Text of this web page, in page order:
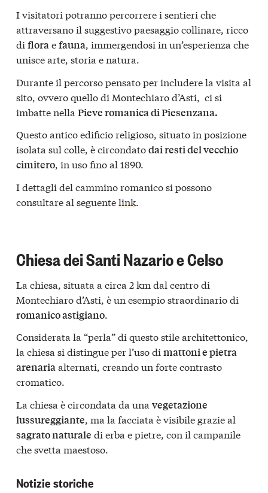
I visitatori potranno percorrere i sentieri che
attraversano il suggestivo paesaggio collinare, ricco
di floraefauna, immergendosi in un’esperienza che
unisce arte, storia e natura.
Durante il percorso pensato per includere la visita al
sito, ovvero quello di Montechiaro d’Asti, ci si
imbatte nella Pieve romanica di Piesenzana.
Questo antico edificio religioso, situato in posizione
isolata sul colle, è circondatodai resti del vecchio
cimitero, in uso fino al 1890.
I dettagli del cammino romanico si possono
consultare al seguentelink.
Chiesa dei Santi Nazario e Celso
La chiesa situata a circa 2 km dal centro di
Montechiaro d’Asti, è un esempio straordinario di
romanico astigiano
Considerata la “perla” di questo stile architettonico,
la chiesa si distingue per l’uso di mattoni e pietra
arenariaalternati, creando un forte contrasto
cromatico.
La chiesa è circondata da una vegetazione
lussureggiante, ma la facciata è visibile grazie al
sagrato naturale di erba e pietre, con il campanile
che svetta maestoso.
Notizie storiche